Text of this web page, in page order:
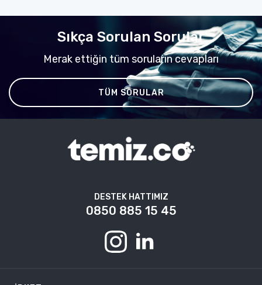
Sıkça Sorulan Sorular
Merak ettiğin tüm soruların cevapları
TÜM SORULAR
DESTEK HATTIMIZ
0850 885 15 45